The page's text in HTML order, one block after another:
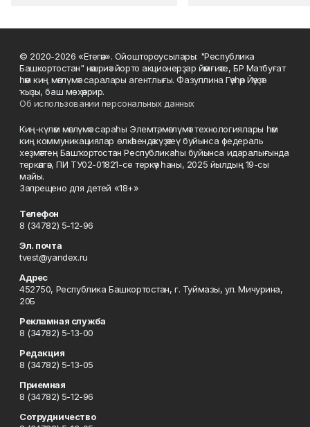
© 2020-2026 «Етегән». Ойоштороусылары: "Республика
Башкортостан" нәшриәт йорто акционерҙар йәмғиәте, БР Матбуғат
һәм киң мәғлүмәт саралары агентлығы. Фазуллина Гәүһәр Йәүҙәт
ҡыҙы, баш мөхәррир.
Об использовании персональных данных
Киң-күләм мәғлүмәт сараһы Элемтә, мәғлүмәт технологиялары һәм
киң коммуникациялар өлкәһендә күҙәтеү буйынса федераль
хеҙмәттең Башҡортостан Республикаһы буйынса идаралығында
теркәлгән, ПИ ТУ02-01821-се теркәү һаны, 2025 йылдың 19-сы
майы.
Запрещено для детей «18+»
Телефон
8 (34782) 5-12-96
Эл. почта
tvest@yandex.ru
Адрес
452750, Республика Башкортостан, г. Туймазы, ул. Мичурина,
20Б
Рекламная служба
8 (34782) 5-13-00
Редакция
8 (34782) 5-13-05
Приемная
8 (34782) 5-12-96
Сотрудничество